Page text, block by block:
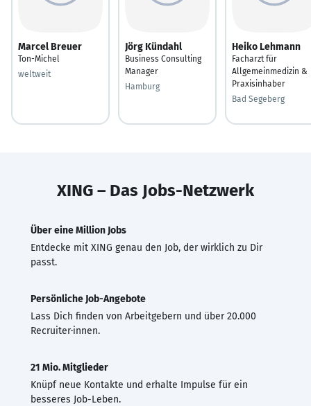
Marcel Breuer
Ton-Michel
weltweit
Jörg Kündahl
Business Consulting
Manager
Hamburg
Heiko Lehmann
Facharzt für
Allgemeinmedizin &
Praxisinhaber
Bad Segeberg
XING – Das Jobs-Netzwerk
Über eine Million Jobs
Entdecke mit XING genau den Job, der wirklich zu Dir
passt.
Persönliche Job-Angebote
Lass Dich finden von Arbeitgebern und über 20.000
Recruiter·innen.
21 Mio. Mitglieder
Knüpf neue Kontakte und erhalte Impulse für ein
besseres Job-Leben.